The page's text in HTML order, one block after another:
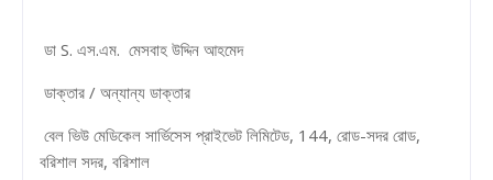
ডা S. এস.এম. মেসবাহ উদ্দিন আহমেদ
ডাক্তার / অন্যান্য ডাক্তার
বেল ভিউ মেডিকেল সার্ভিসেস প্রাইভেট লিমিটেড, 144, রোড-সদর রোড,
বরিশাল সদর, বরিশাল